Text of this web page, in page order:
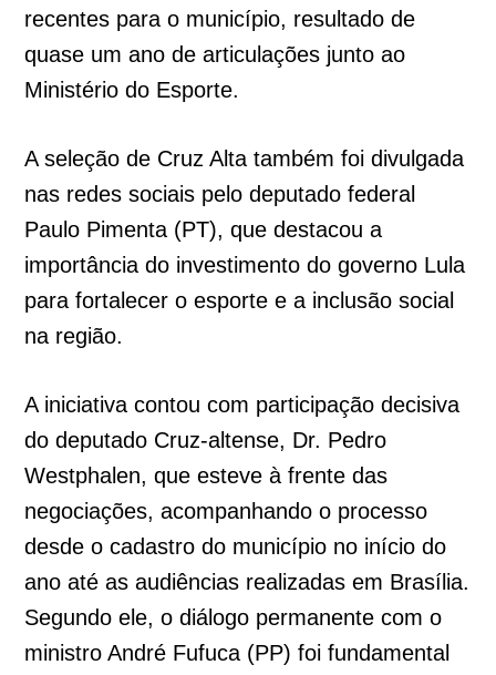
recentes para o município, resultado de
quase um ano de articulações junto ao
Ministério do Esporte.
A seleção de Cruz Alta também foi divulgada
nas redes sociais pelo deputado federal
Paulo Pimenta (PT), que destacou a
importância do investimento do governo Lula
para fortalecer o esporte e a inclusão social
na região.
A iniciativa contou com participação decisiva
do deputado Cruz-altense, Dr. Pedro
Westphalen, que esteve à frente das
negociações, acompanhando o processo
desde o cadastro do município no início do
ano até as audiências realizadas em Brasília.
Segundo ele, o diálogo permanente com o
ministro André Fufuca (PP) foi fundamental